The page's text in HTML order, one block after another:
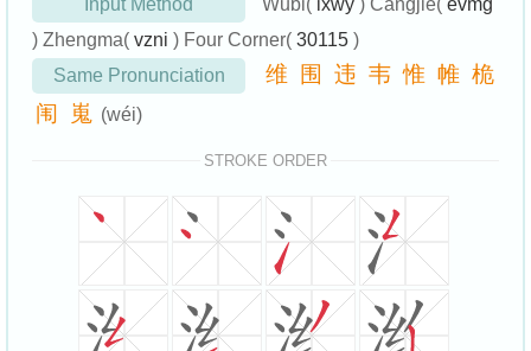
Input Method Wubi( ixwy ) Cangjie( evmg
) Zhengma( vzni ) Four Corner( 30115 )
Same Pronunciation
维 围 违 韦 惟 帷 桅
闱
嵬 (wéi)
STROKE ORDER